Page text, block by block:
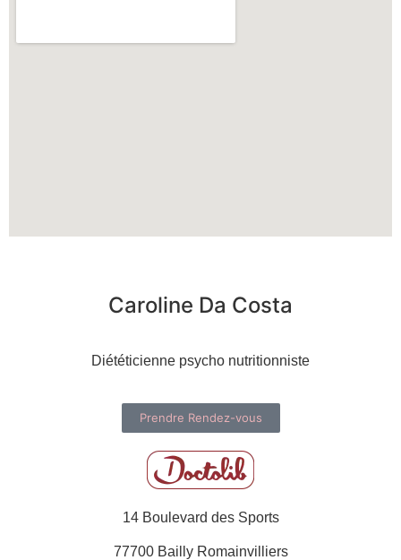
Caroline Da Costa
Diététicienne psycho nutritionniste
Prendre Rendez-vous
14 Boulevard des Sports
77700 Bailly Romainvilliers